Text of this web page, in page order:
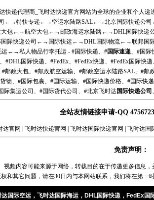
快递代理商_飞时达快递官方网站为全球的企业和个人递
←→特快专递 ←→ 空运水陆路SAL←→北京国际快递公司
包←→航空大包←→邮政海运水陆路←→DHL国际快递
际快递公司 ←→ 国际快运←→DHL国际物流←→联邦国
运←→私人物品行李托运 - #国际快递、#国际速递、#国际
#DHL国际快递、#FedEx、#FedEx快递、#FedEx国际快
邮政大包、#邮政航空运输、#邮政空运水陆路SAL、#
物、#国际包裹、#国际运输、#国际快递价格、#国际快
际集运公司、#国际货代公司、#北京飞时达国际快递公司
全站友情链接申请-QQ
达官网 飞时达快递官网 飞时达国际快递官网 飞时达国
免责声明：
视频内容可能来源于网络，转载目的在于传递更多信息
和其它问题，请在30日内与本网站联系，我们将在第一
达国际空运 ， 飞时达国际海运 ， DHL国际快递 ， FedEx国